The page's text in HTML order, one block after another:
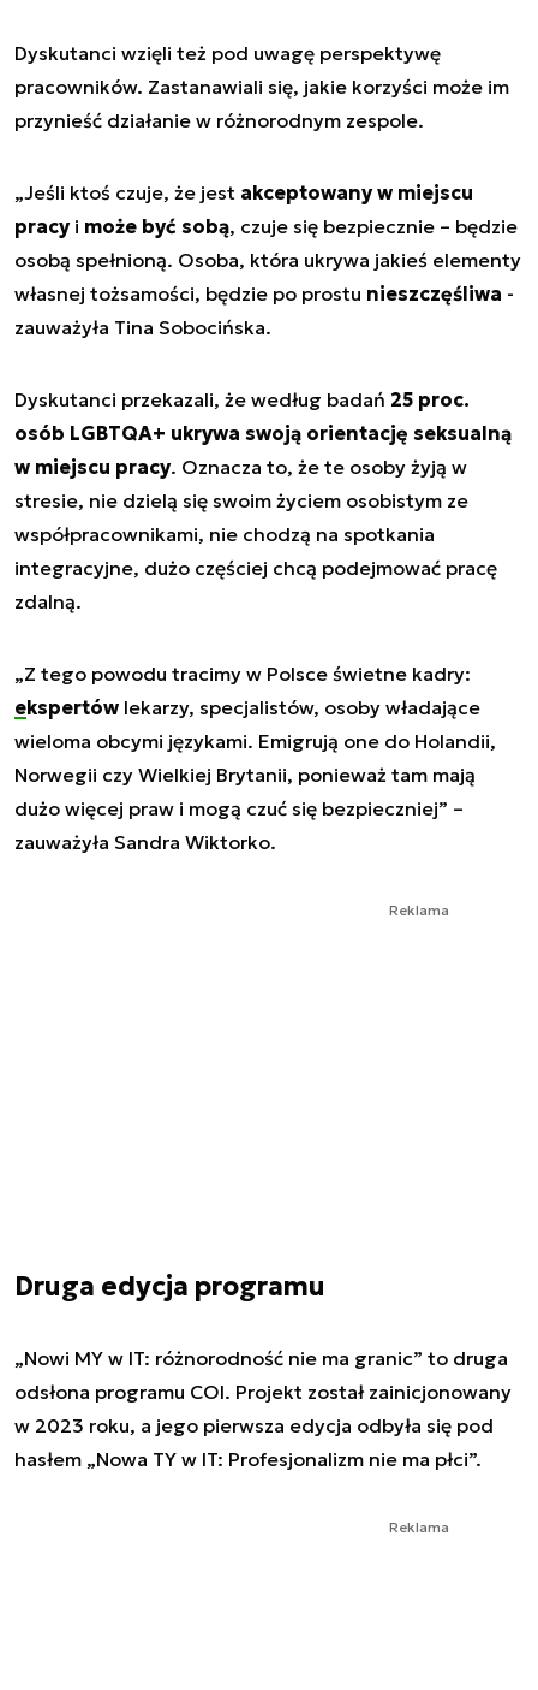
Dyskutanci wzięli też pod uwagę perspektywę
pracowników. Zastanawiali się, jakie korzyści może im
przynieść działanie w różnorodnym zespole.
„Jeśli ktoś czuje, że jest akceptowany w miejscu
pracyi może być sobą, czuje się bezpiecznie – będzie
osobą spełnioną. Osoba, która ukrywa jakieś elementy
własnej tożsamości, będzie po prostu nieszczęśliwa -
zauważyła Tina Sobocińska.
Dyskutanci przekazali, że według badań 25 proc.
osób LGBTQA+ ukrywa swoją orientację seksualną
w miejscu pracy. Oznacza to, że te osoby żyją w
stresie, nie dzielą się swoim życiem osobistym ze
współpracownikami, nie chodzą na spotkania
integracyjne, dużo częściej chcą podejmować pracę
zdalną.
„Z tego powodu tracimy w Polsce świetne kadry:
ekspertów lekarzy, specjalistów, osoby władające
wieloma obcymi językami. Emigrują one do Holandii,
Norwegii czy Wielkiej Brytanii, ponieważ tam mają
dużo więcej praw i mogą czuć się bezpieczniej” –
zauważyła Sandra Wiktorko.
Reklama
Druga edycja programu
„Nowi MY w IT: różnorodność nie ma granic” to druga
odsłona programu COI. Projekt został zainicjonowany
w 2023 roku, a jego pierwsza edycja odbyła się pod
hasłem „Nowa TY w IT: Profesjonalizm nie ma płci”.
Reklama